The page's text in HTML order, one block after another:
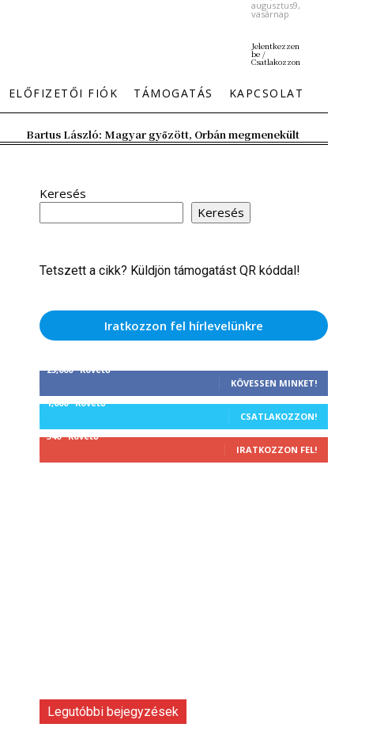
augusztus9,
vasárnap
Jelentkezzen
be /
Csatlakozzon
ELŐFIZETŐI FIÓK TÁMOGATÁS KAPCSOLAT
Bartus László: Magyar győzött, Orbán megmenekült
Keresés
Keresés
Tetszett a cikk? Küldjön támogatást QR kóddal!
Iratkozzon fel hírlevelünkre
25,000 Követő
KÖVESSEN MINKET!
1,000 Követő
CSATLAKOZZON!
340 Követő
IRATKOZZON FEL!
Legutóbbi bejegyzések